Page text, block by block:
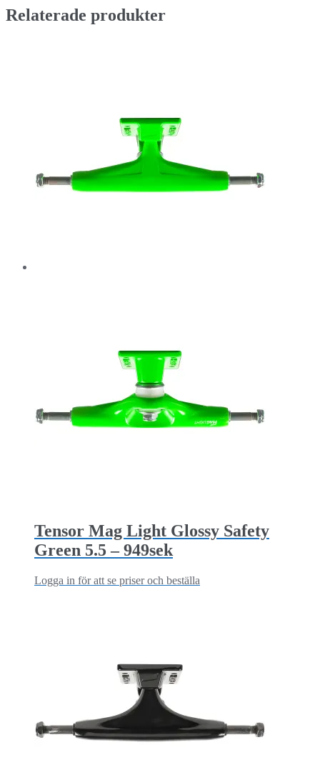
Relaterade produkter
Tensor Mag Light Glossy Safety
Green 5.5 – 949sek
Logga in för att se priser och beställa